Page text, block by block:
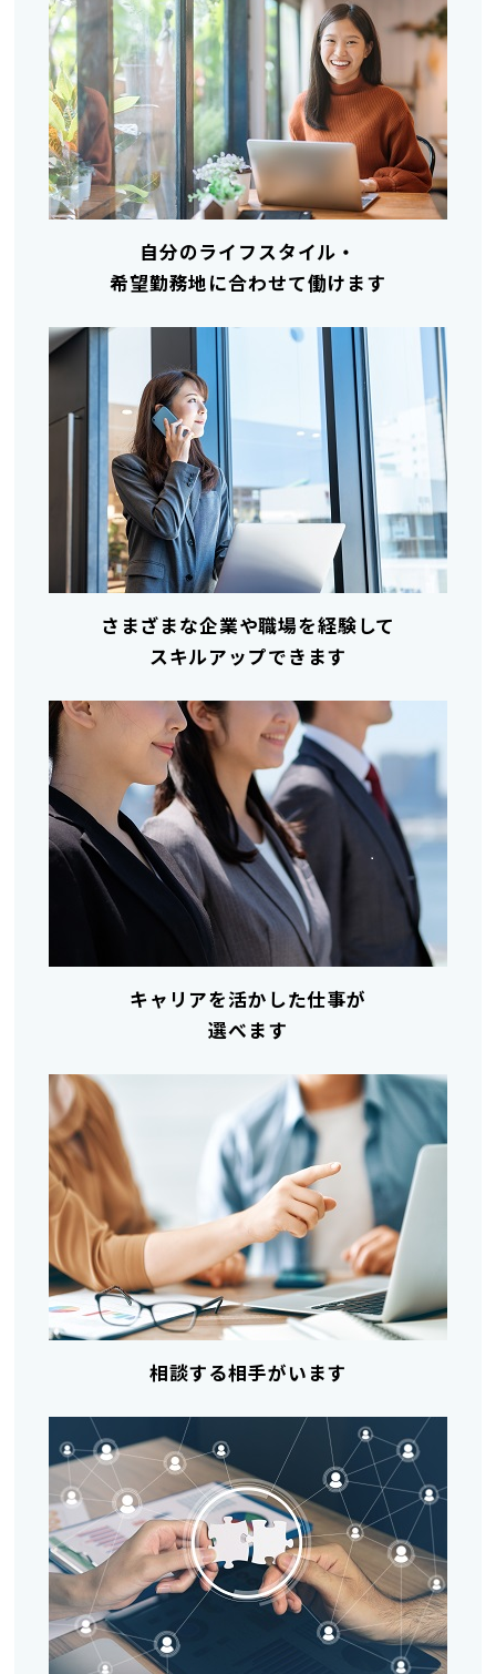
自分のライフスタイル・
希望勤務地に合わせて働けます
さまざまな企業や職場を経験して
スキルアップできます
キャリアを活かした仕事が
選べます
相談する相手がいます